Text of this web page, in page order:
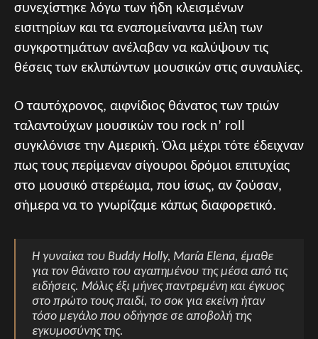
συνεχίστηκε λόγω των ήδη κλεισμένων
εισιτηρίων και τα εναπομείναντα μέλη των
συγκροτημάτων ανέλαβαν να καλύψουν τις
θέσεις των εκλιπώντων μουσικών στις συναυλίες.
Ο ταυτόχρονος, αιφνίδιος θάνατος των τριών
ταλαντούχων μουσικών του rock n’ roll
συγκλόνισε την Αμερική. Όλα μέχρι τότε έδειχναν
πως τους περίμεναν σίγουροι δρόμοι επιτυχίας
στο μουσικό στερέωμα, που ίσως, αν ζούσαν,
σήμερα να το γνωρίζαμε κάπως διαφορετικό.
Η γυναίκα του Buddy Holly, María Elena, έμαθε
για τον θάνατο του αγαπημένου της μέσα από τις
ειδήσεις. Μόλις έξι μήνες παντρεμένη και έγκυος
στο πρώτο τους παιδί, το σοκ για εκείνη ήταν
τόσο μεγάλο που οδήγησε σε αποβολή της
εγκυμοσύνης της.